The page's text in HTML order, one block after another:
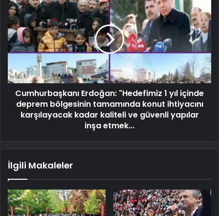
Cumhurbaşkanı Erdoğan: "Hedefimiz 1 yıl içinde
deprem bölgesinin tamamında konut ihtiyacını
karşılayacak kadar kaliteli ve güvenli yapılar
inşa etmek...
İlgili Makaleler